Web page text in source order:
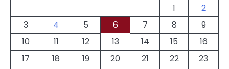
1
2
3
4 5 6 7 8
9
10
11 12 13 14 15
16
17
18 19 20 21 22
23